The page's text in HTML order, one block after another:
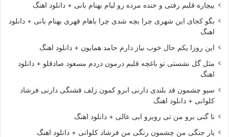
بیچاره قلبم رفتی و خنده مرده رو لبام بهنام بانی + دانلود اهنگ
بگو کجای این شهری چرا بچه شدی چرا باهام قهری بهنام بانی + دانلود
اهنگ
این روزا یکم حال خوب نیاز دارم حامد همایون + دانلود اهنگ
مثل گل نشستی تو باغچه قلبم درمون دردم مسعود صادقلو + دانلود
اهنگ
سیو چشمون قد بلندی دارنی ابرو کمون زلف قشنگی دارنی فرشاد
کلوانی + دانلود اهنگ
تا گنی برو من تی روبرو ابی عالی + دانلود اهنگ
یار جنگی من چشمون رنگی من فرشاد کلوانی + دانلود اهنگ